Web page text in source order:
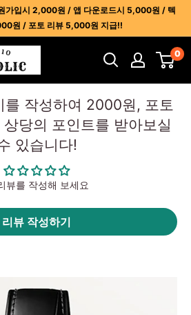
가입시 2,000원 / 앱 다운로드시 5,000원 / 텍
원 / 포토 리뷰 5,000원 지급!!
0
를 작성하여 2000원, 포토
당의 포인트를 받아보실
있습니다!
뷰를 작성해 보세요
리뷰 작성하기